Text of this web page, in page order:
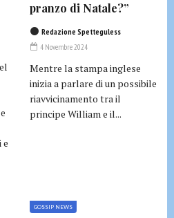
e
pranzo di Natale?”
Redazione Spetteguless
4 Novembre 2024
Mentre la stampa inglese
inizia a parlare di un possibile
riavvicinamento tra il
principe William e il...
GOSSIP NEWS